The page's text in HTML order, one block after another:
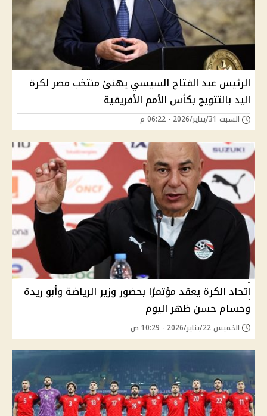
الرئيس عبد الفتاح السيسي يهنئ منتخب مصر لكرة
اليد بالتتويج بكأس الأمم الأفريقية
السبت 31/يناير/2026 - 06:22 م
اتحاد الكرة يعقد مؤتمرًا بحضور وزير الرياضة وأبو ريدة
وحسام حسن ظهر اليوم
الخميس 22/يناير/2026 - 10:29 ص